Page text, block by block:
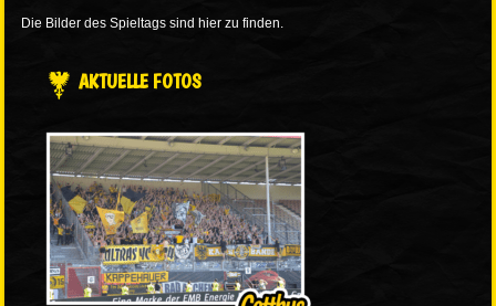
Die Bilder des Spieltags sind hier zu finden.
AKTUELLE FOTOS